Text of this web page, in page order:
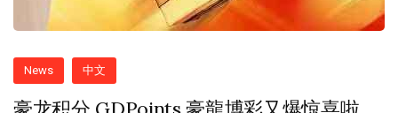
News 中文